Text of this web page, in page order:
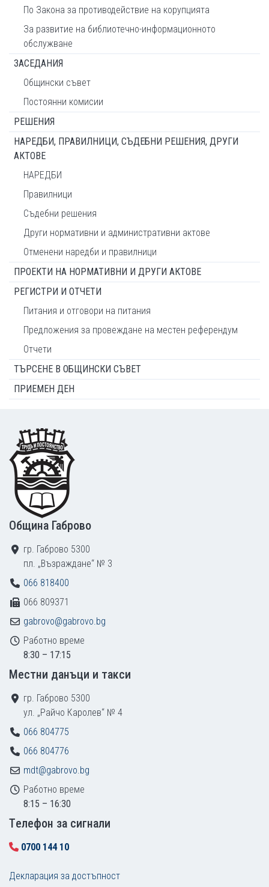
По Закона за противодействие на корупцията
За развитие на библиотечно-информационното
обслужване
ЗАСЕДАНИЯ
Общински съвет
Постоянни комисии
РЕШЕНИЯ
НАРЕДБИ, ПРАВИЛНИЦИ, СЪДЕБНИ РЕШЕНИЯ, ДРУГИ
АКТОВЕ
НАРЕДБИ
Правилници
Съдебни решения
Други нормативни и административни актове
Отменени наредби и правилници
ПРОЕКТИ НА НОРМАТИВНИ И ДРУГИ АКТОВЕ
РЕГИСТРИ И ОТЧЕТИ
Питания и отговори на питания
Предложения за провеждане на местен референдум
Отчети
ТЪРСЕНЕ В ОБЩИНСКИ СЪВЕТ
ПРИЕМЕН ДЕН
Footer
Община Габрово
гр. Габрово 5300
пл. „Възраждане“ № 3
066 818400
066 809371
gabrovo@gabrovo.bg
Работно време
8:30 – 17:15
Местни данъци и такси
гр. Габрово 5300
ул. „Райчо Каролев“ № 4
066 804775
066 804776
mdt@gabrovo.bg
Работно време
8:15 – 16:30
Tелефон за сигнали
0700 144 10
Декларация за достъпност